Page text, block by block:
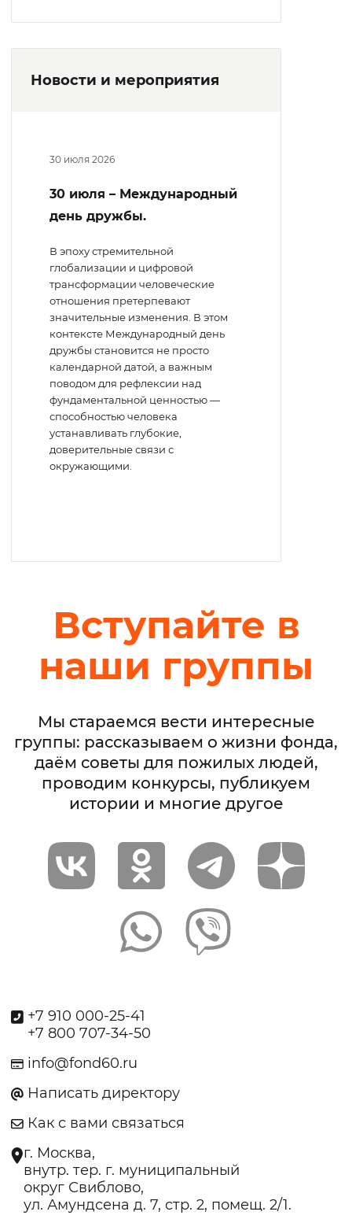
Новости и мероприятия
30 июля 2026
30 июля – Международный
день дружбы.
В эпоху стремительной
глобализации и цифровой
трансформации человеческие
отношения претерпевают
значительные изменения. В этом
контексте Международный день
дружбы становится не просто
календарной датой, а важным
поводом для рефлексии над
фундаментальной ценностью —
способностью человека
устанавливать глубокие,
доверительные связи с
окружающими.
Вступайте в
наши группы
Мы стараемся вести интересные
группы: рассказываем о жизни фонда,
даём советы для пожилых людей,
проводим конкурсы, публикуем
истории и многие другое
+7 910 000-25-41
+7 800 707-34-50
info@fond60.ru
Написать директору
Как с вами связаться
г. Москва,
внутр. тер. г. муниципальный
округ Свиблово,
ул. Амундсена д. 7, стр. 2, помещ. 2/1.